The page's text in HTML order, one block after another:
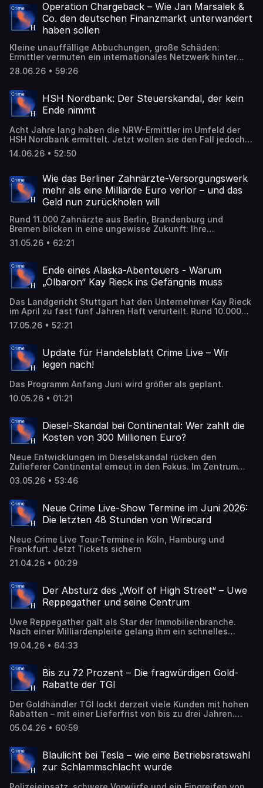
Operation Chargeback – Wie Jan Marsalek &
Co. den deutschen Finanzmarkt unterwandert
haben sollen
Kleine unauffällige Abbuchungen, große Schäden:
Ermittler vermuten ein internationales Netzwerk hinter
Millionen illegaler Kreditkartenzahlungen. Die Spur führt
zu Zahlungsdienstleistern wie Unzer, zu Wirecard – und
28.06.26 • 59:26
HSH Nordbank: Der Steuerskandal, der kein
Ende nimmt
Acht Jahre lang haben die NRW-Ermittler im Umfeld der
HSH Nordbank ermittelt. Jetzt wollen sie den Fall jedoch
an Hamburg abgeben.
14.06.26 • 52:50
Wie das Berliner Zahnärzte-Versorgungswerk
mehr als eine Milliarde Euro verlor – und das
Geld nun zurückholen will
Rund 11.000 Zahnärzte aus Berlin, Brandenburg und
Bremen blicken in eine ungewisse Zukunft: Ihre
Rentenkasse – das Versorgungswerk der
Zahnärztekammer Berlin (VZB) – hat mindestens rund 1,2
31.05.26 • 62:21
Ende eines Alaska-Abenteuers - Warum
„Ölbaron“ Kay Rieck ins Gefängnis muss
Das Landgericht Stuttgart hat den Unternehmer Kay Rieck
im April zu fast fünf Jahren Haft verurteilt. Rund 10.000
Anleger sollen ihm einen dreistelligen Millionenbetrag zur
Verfügung gestellt haben.
17.05.26 • 52:21
Update für Handelsblatt Crime Live – Wir
legen nach!
Das Programm Anfang Juni wird größer als geplant.
10.05.26 • 01:21
Diesel-Skandal bei Continental: Wer zahlt die
Kosten von 300 Millionen Euro?
Neue Entwicklungen im Dieselskandal rücken den
Zulieferer Continental erneut in den Fokus. Im Zentrum
steht die Frage, wer Verantwortung trägt – und wer am
Ende die Kosten übernimmt.
03.05.26 • 53:46
Neue Crime Live-Show Termine im Juni 2026:
Die letzten 48 Stunden von Wirecard
Neue Crime Live Tour-Termine in Köln, Hamburg und
Frankfurt. Jetzt Tickets sichern
21.04.26 • 00:29
Der Absturz des „Wolf of High Street“ – Uwe
Reppegather und seine Centrum
Uwe Reppegather galt als Star der Immobilienbranche.
Nach einer Milliardenpleite gelang ihm ein schnelles
Comeback – nun sitzt er in Haft. Ermittler werfen ihm
Betrug und Bankrott vor.
19.04.26 • 64:33
Bis zu 72 Prozent – Die fragwürdigen Gold-
Rabatte der TGI
Der Goldhändler TGI lockt derzeit viele Kunden mit hohen
Rabatten – mit einer Lieferfrist von bis zu drei Jahren.
Doch wie seriös können diese Angebote wirklich sein?
05.04.26 • 60:59
Blaulicht bei Tesla – wie eine Betriebsratswahl
zur Schlammschlacht wurde